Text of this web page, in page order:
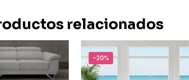
relacionados
-20%